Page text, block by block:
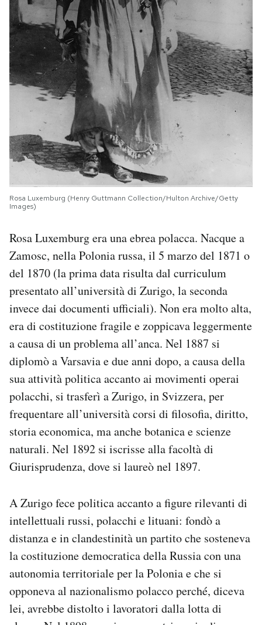
Rosa Luxemburg (Henry Guttmann Collection/Hulton Archive/Getty
Images)
Rosa Luxemburg era una ebrea polacca. Nacque a
Zamosc, nella Polonia russa, il 5 marzo del 1871 o
del 1870 (la prima data risulta dal curriculum
presentato all’università di Zurigo, la seconda
invece dai documenti ufficiali). Non era molto alta,
era di costituzione fragile e zoppicava leggermente
a causa di un problema all’anca. Nel 1887 si
diplomò a Varsavia e due anni dopo, a causa della
sua attività politica accanto ai movimenti operai
polacchi, si trasferì a Zurigo, in Svizzera, per
frequentare all’università corsi di filosofia, diritto,
storia economica, ma anche botanica e scienze
naturali. Nel 1892 si iscrisse alla facoltà di
Giurisprudenza, dove si laureò nel 1897.
A Zurigo fece politica accanto a figure rilevanti di
intellettuali russi, polacchi e lituani: fondò a
distanza e in clandestinità un partito che sosteneva
la costituzione democratica della Russia con una
autonomia territoriale per la Polonia e che si
opponeva al nazionalismo polacco perché, diceva
lei, avrebbe distolto i lavoratori dalla lotta di